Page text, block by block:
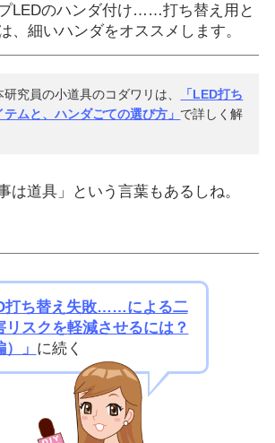
LEDのハンダ付け……打ち替え用と
、細いハンダをオススメします。
究員の小道具のコダワリは、
「LED打ち
ムと、ハンダごての選び方」 で詳しく解
は道具」という言葉もあるしね。
打ち替え失敗……による二
リスクを軽減させるには？
）」 に続く